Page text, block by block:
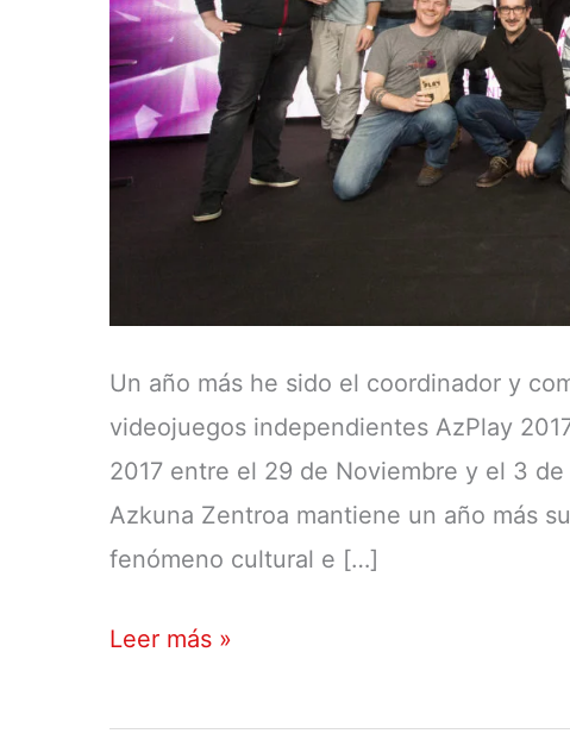
Un año más he sido el coordinador y
videojuegos independientes AzPlay
2017 entre el 29 de Noviembre y el 3
Azkuna Zentroa mantiene un año más
fenómeno cultural e […]
AzPlay
Leer más »